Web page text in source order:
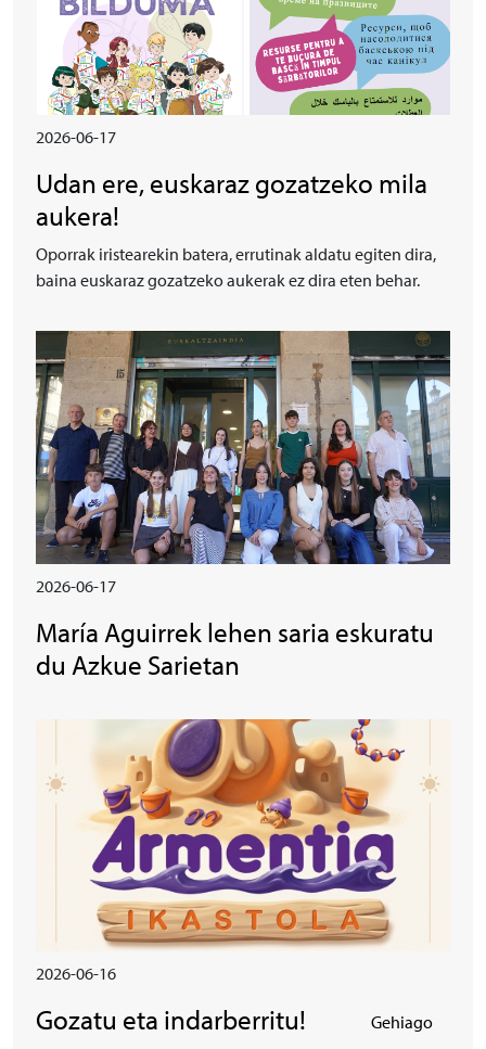
2026-06-17
Udan ere, euskaraz gozatzeko mila
aukera!
Oporrak iristearekin batera, errutinak aldatu egiten dira,
baina euskaraz gozatzeko aukerak ez dira eten behar.
Irudia
2026-06-17
María Aguirrek lehen saria eskuratu
du Azkue Sarietan
2026-06-16
Gozatu eta indarberritu! Gehiago